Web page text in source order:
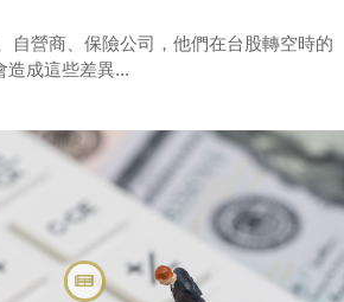
自營商、保險公司，他們在台股轉空時的
造成這些差異...